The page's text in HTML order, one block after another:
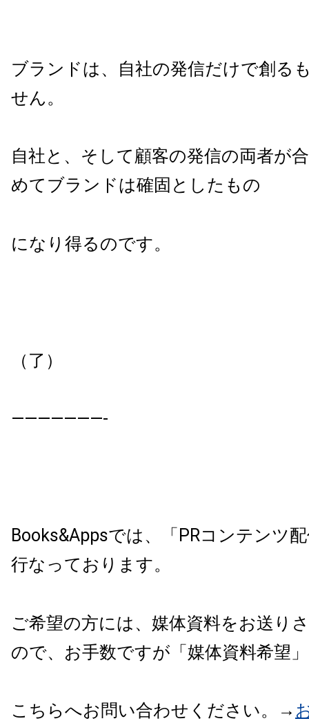
ブランドは、自社の発信だけで創る
せん。
自社と、そして顧客の発信の両者が
めてブランドは確固としたもの
になり得るのです。
（了）
———————-
Books&Appsでは、「PRコンテンツ
行なっております。
ご希望の方には、媒体資料をお送り
ので、お手数ですが「媒体資料希望
こちらへお問い合わせください。→